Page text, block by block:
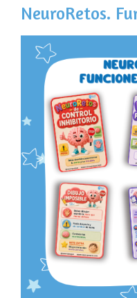
NeuroRetos.